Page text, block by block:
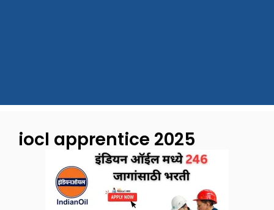
iocl apprentice 2025